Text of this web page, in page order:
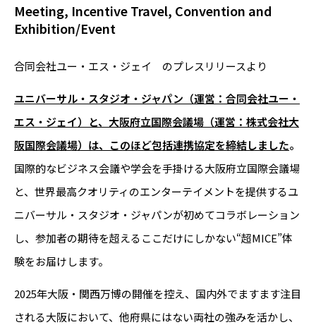
Meeting, Incentive Travel, Convention and
Exhibition/Event
合同会社ユー・エス・ジェイ のプレスリリースより
ユニバーサル・スタジオ・ジャパン（運営：合同会社ユー・
エス・ジェイ）と、大阪府立国際会議場（運営：株式会社大
阪国際会議場）は、このほど包括連携協定を締結しました。
国際的なビジネス会議や学会を手掛ける大阪府立国際会議場
と、世界最高クオリティのエンターテイメントを提供するユ
ニバーサル・スタジオ・ジャパンが初めてコラボレーション
し、参加者の期待を超えるここだけにしかない“超MICE”体
験をお届けします。
2025年大阪・関西万博の開催を控え、国内外でますます注目
される大阪において、他府県にはない両社の強みを活かし、